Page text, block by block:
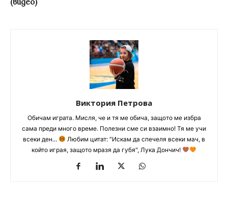
Виктория Петрова
Обичам играта. Мисля, че и тя ме обича, защото ме избра
сама преди много време. Полезни сме си взаимно! Тя ме учи
всеки ден...
Любим цитат: "Искам да спечеля всеки мач, в
който играя, защото мразя да губя", Лука Дончич!